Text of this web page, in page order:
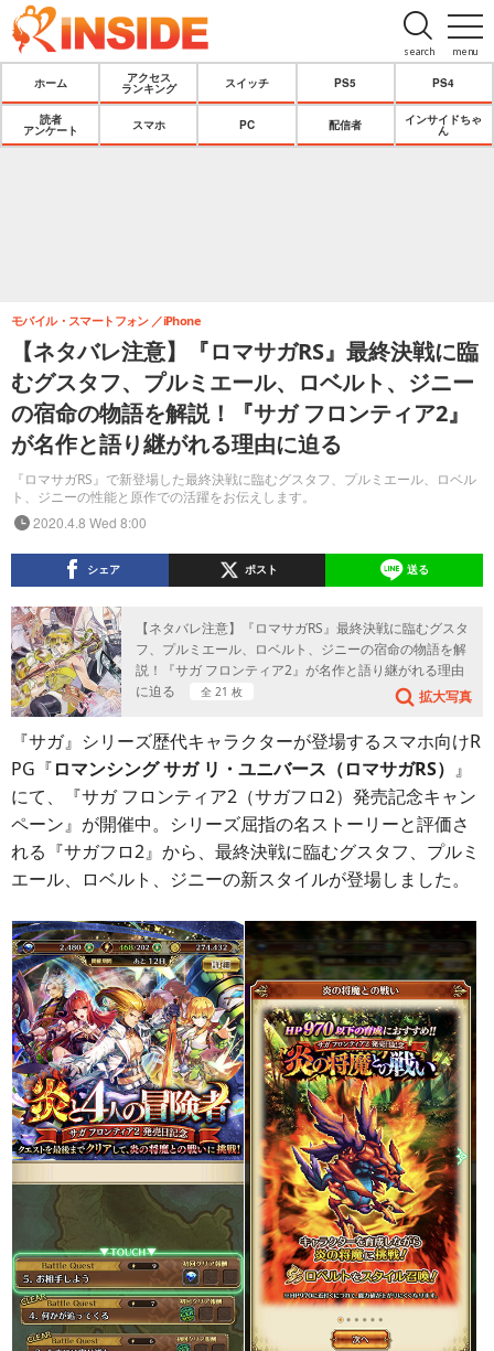
menu
search
ホーム
アクセス
ランキング
スイッチ PS5 PS4
読者
アンケート
スマホ PC 配信者
インサイドちゃ
ん
【ネタバレ注意】『ロマサガRS』最終決戦に臨
むグスタフ、プルミエール、ロベルト、ジニー
の宿命の物語を解説！『サガ フロンティア2』
が名作と語り継がれる理由に迫る
『ロマサガRS』で新登場した最終決戦に臨むグスタフ、プルミエール、ロベル
ト、ジニーの性能と原作での活躍をお伝えします。
モバイル・スマートフォン iPhone
2020.4.8 Wed 8:00
シェア ポスト 送る
【ネタバレ注意】『ロマサガRS』最終決戦に臨むグスタ
フ、プルミエール、ロベルト、ジニーの宿命の物語を解
説！『サガ フロンティア2』が名作と語り継がれる理由
に迫る
全 21 枚 拡大写真
『サガ』シリーズ歴代キャラクターが登場するスマホ向けR
PG『ロマンシング サガ リ・ユニバース（ロマサガRS） 』
にて、『サガ フロンティア2（サガフロ2）発売記念キャン
ペーン』が開催中。シリーズ屈指の名ストーリーと評価さ
れる『サガフロ2』から、最終決戦に臨むグスタフ、プルミ
エール、ロベルト、ジニーの新スタイルが登場しました。